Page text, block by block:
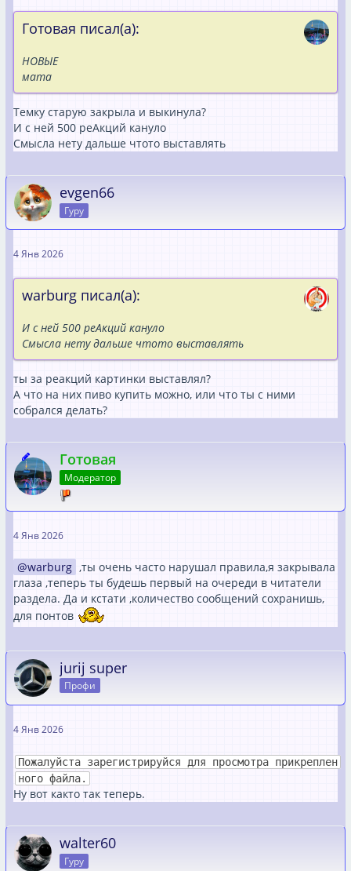
Готовая писал(а):
НОВЫЕ
мата
Темку старую закрыла и выкинула?
И с ней 500 реАкций кануло
Смысла нету дальше чтото выставлять
evgen66
Гуру
4 Янв 2026
warburg писал(а):
И с ней 500 реАкций кануло
Смысла нету дальше чтото выставлять
ты за реакций картинки выставлял?
А что на них пиво купить можно, или что ты с ними
собрался делать?
Готовая
Модератор
4 Янв 2026
warburg ,ты очень часто нарушал правила,я закрывала
глаза ,теперь ты будешь первый на очереди в читатели
раздела. Да и кстати ,количество сообщений сохранишь,
для понтов
jurij super
Профи
4 Янв 2026
Пожалуйста зарегистрируйся для просмотра прикреплен
ного файла.
Ну вот както так теперь.
walter60
Гуру